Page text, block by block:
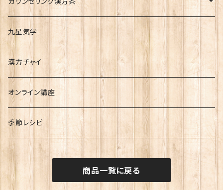
その他
五行別漢方茶
補気類（気を補い元気をつける）
補血類（血の不足を補う）
理血類（血のめぐりをよくする）
利水類（水のめぐりをよくする）
その他
リピート14日分
リピート30日分
skype
九星気学
漢方チャイ
オンライン講座
季節レシピ
商品一覧に戻る